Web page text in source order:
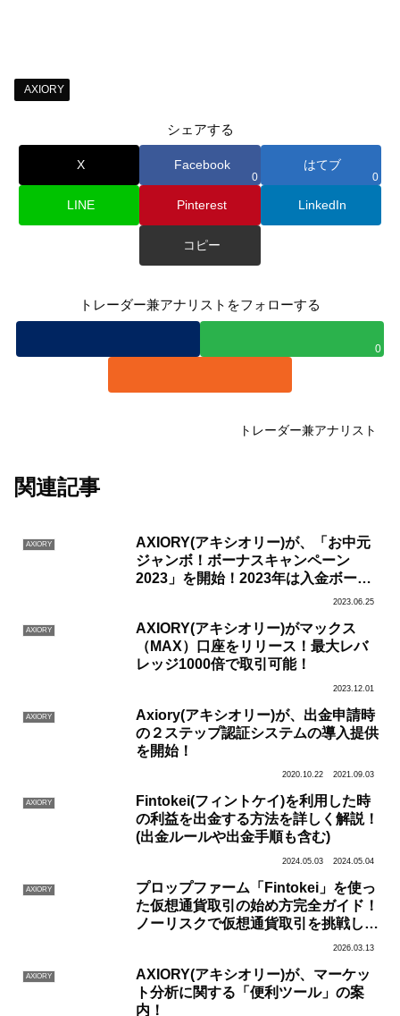
AXIORY
シェアする
X Facebook
0
はてブ
0
LINE Pinterest LinkedIn
コピー
トレーダー兼アナリストをフォローする
0
トレーダー兼アナリスト
関連記事
AXIORY
AXIORY(アキシオリー)が、「お中元
ジャンボ！ボーナスキャンペーン
2023」を開始！2023年は入金ボーナ
ス+総額150万円の抽選キャンペーン
2023.06.25
AXIORY
AXIORY(アキシオリー)がマックス
（MAX）口座をリリース！最大レバ
レッジ1000倍で取引可能！
2023.12.01
AXIORY
Axiory(アキシオリー)が、出金申請時
の２ステップ認証システムの導入提供
を開始！
2020.10.22 2021.09.03
AXIORY
Fintokei(フィントケイ)を利用した時
の利益を出金する方法を詳しく解説！
(出金ルールや出金手順も含む)
2024.05.03 2024.05.04
AXIORY
プロップファーム「Fintokei」を使っ
た仮想通貨取引の始め方完全ガイド！
ノーリスクで仮想通貨取引を挑戦しよ
2026.03.13
AXIORY
AXIORY(アキシオリー)が、マーケッ
ト分析に関する「便利ツール」の案
内！